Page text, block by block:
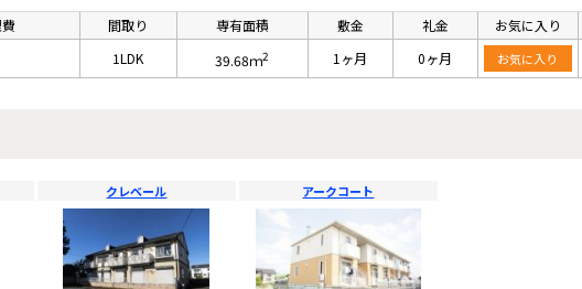
間取り 専有面積 敷金 礼金 お気に入り
1LDK 39.68ｍ2 1ヶ月 0ヶ月 お気に入り
クレベール アークコート